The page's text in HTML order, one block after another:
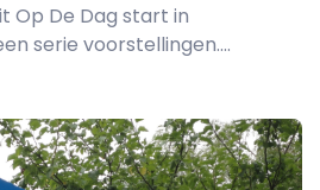
Op De Dag start in
serie voorstellingen....